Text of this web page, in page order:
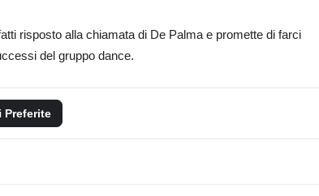
risposto alla chiamata di De Palma e promette di farci
del gruppo dance.
Preferite